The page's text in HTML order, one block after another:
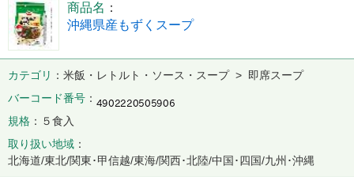
商品名
沖縄県産もずくスープ
カテゴリ
米飯・レトルト・ソース・スープ > 即席スープ
バーコード番号
規格
５食入
取り扱い地域
北海道/東北/関東･甲信越/東海/関西･北陸/中国･四国/九州･沖縄